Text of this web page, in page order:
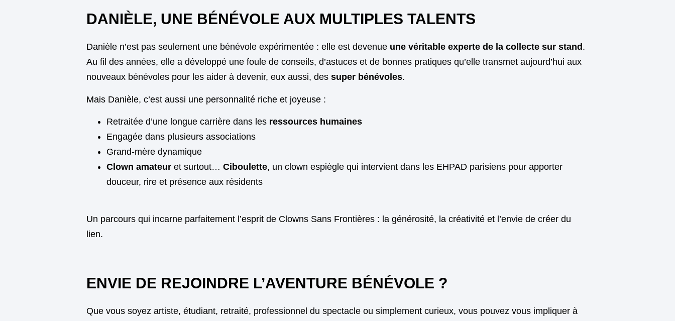
DANIÈLE, UNE BÉNÉVOLE AUX MULTIPLES TALENTS
Danièle n’est pas seulement une bénévole expérimentée : elle est devenue une véritable experte de la collecte sur stand .
Au fil des années, elle a développé une foule de conseils, d’astuces et de bonnes pratiques qu’elle transmet aujourd’hui aux
nouveaux bénévoles pour les aider à devenir, eux aussi, des super bénévoles.
Mais Danièle, c’est aussi une personnalité riche et joyeuse :
Retraitée d’une longue carrière dans les ressources humaines
Engagée dans plusieurs associations
Grand-mère dynamique
Clown amateur et surtout… Ciboulette, un clown espiègle qui intervient dans les EHPAD parisiens pour apporter
douceur, rire et présence aux résidents
Un parcours qui incarne parfaitement l’esprit de Clowns Sans Frontières : la générosité, la créativité et l’envie de créer du
lien.
ENVIE DE REJOINDRE L’AVENTURE BÉNÉVOLE ?
Que vous soyez artiste, étudiant, retraité, professionnel du spectacle ou simplement curieux, vous pouvez vous impliquer à